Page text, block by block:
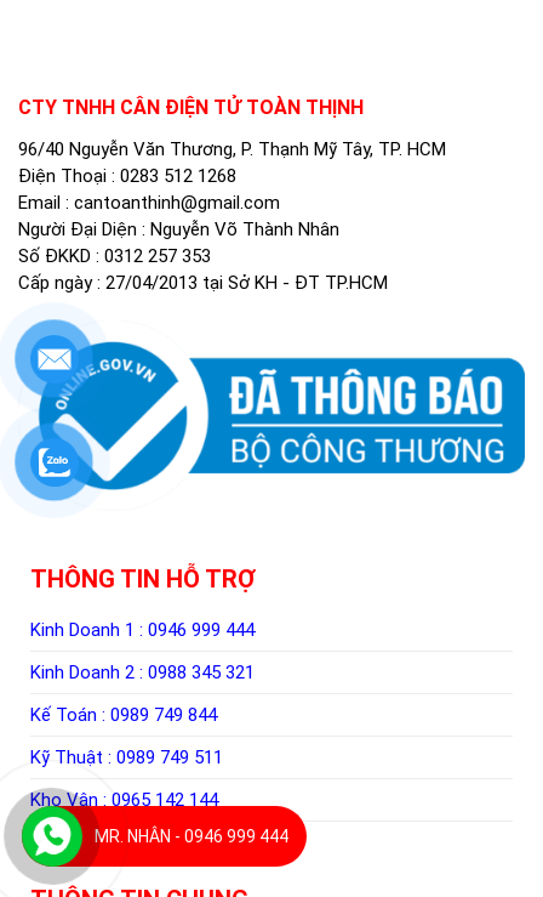
CTY TNHH CÂN ĐIỆN TỬ TOÀN THỊNH
96/40 Nguyễn Văn Thương, P. Thạnh Mỹ Tây, TP. HCM
Điện Thoại : 0283 512 1268
Email : cantoanthinh@gmail.com
Người Đại Diện : Nguyễn Võ Thành Nhân
Số ĐKKD : 0312 257 353
Cấp ngày : 27/04/2013 tại Sở KH - ĐT TP.HCM
THÔNG TIN HỖ TRỢ
Kinh Doanh 1 : 0946 999 444
Kinh Doanh 2 : 0988 345 321
Kế Toán : 0989 749 844
Kỹ Thuật : 0989 749 511
Kho Vận : 0965 142 144
MR. NHÂN - 0946 999 444